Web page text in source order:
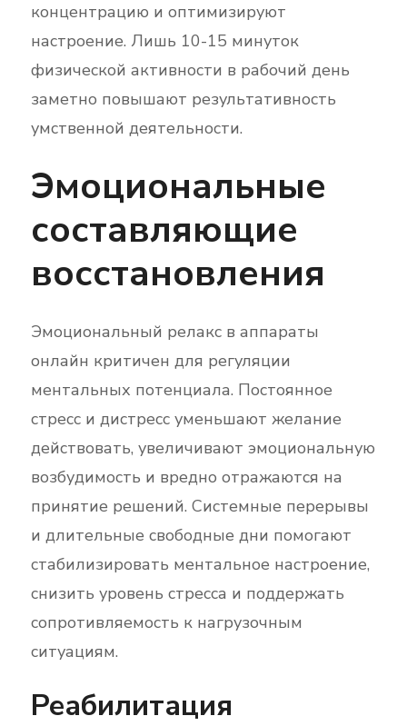
концентрацию и оптимизируют
настроение. Лишь 10-15 минуток
физической активности в рабочий день
заметно повышают результативность
умственной деятельности.
Эмоциональные
составляющие
восстановления
Эмоциональный релакс в аппараты
онлайн критичен для регуляции
ментальных потенциала. Постоянное
стресс и дистресс уменьшают желание
действовать, увеличивают эмоциональную
возбудимость и вредно отражаются на
принятие решений. Системные перерывы
и длительные свободные дни помогают
стабилизировать ментальное настроение,
снизить уровень стресса и поддержать
сопротивляемость к нагрузочным
ситуациям.
Реабилитация